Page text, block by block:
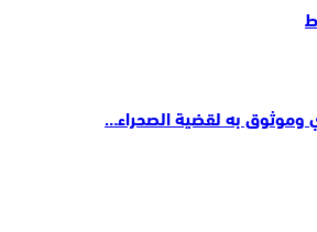
وموثوق به لقضية الصحراء…